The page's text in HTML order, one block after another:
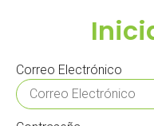
Correo Electrónico